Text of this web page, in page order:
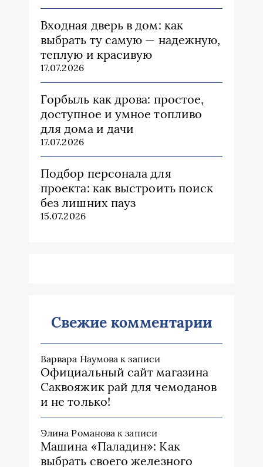
Входная дверь в дом: как
выбрать ту самую — надежную,
теплую и красивую
17.07.2026
Горбыль как дрова: простое,
доступное и умное топливо
для дома и дачи
17.07.2026
Подбор персонала для
проекта: как выстроить поиск
без лишних пауз
15.07.2026
Свежие комментарии
Варвара Наумова к записи
Официальный сайт магазина
Саквояжик рай для чемоданов
и не только!
Элина Романова к записи
Машина «Паладин»: Как
выбрать своего железного